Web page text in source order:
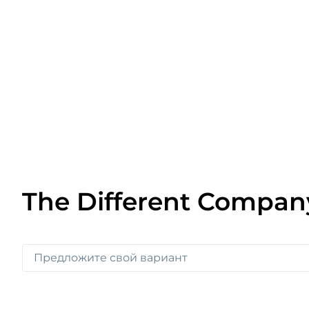
The Different